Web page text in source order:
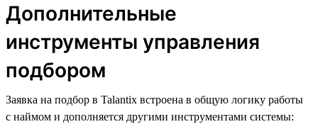
Дополнительные
инструменты управления
подбором
Заявка на подбор в Talantix встроена в общую логику работы
с наймом и дополняется другими инструментами системы: